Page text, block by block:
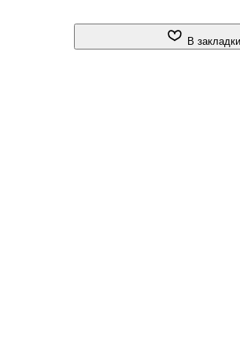
В закладки